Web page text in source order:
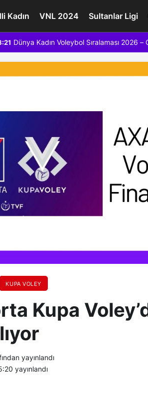
Kadın VNL 2024 Sultanlar Ligi
Dünya Kadın Voleybol Sıralaması 2026
KUPA VOLEY
Kupa
yayınlandı
yayınlandı